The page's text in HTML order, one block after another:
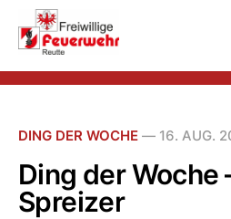
DING DER WOCHE — 16. AUG.
Ding der Woche
Spreizer